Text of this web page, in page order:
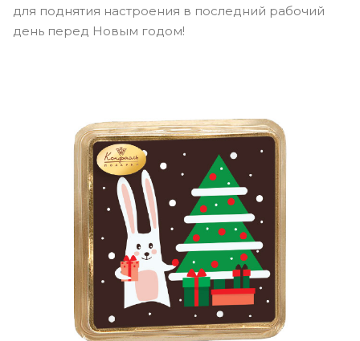
для поднятия настроения в последний рабочий
день перед Новым годом!